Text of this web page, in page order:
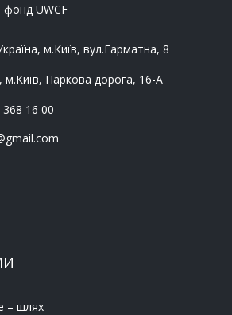
фонд UWCF
м.Київ, вул.Гарматна, 8
м.Київ, Паркова дорога, 16-А
16 00
– шлях